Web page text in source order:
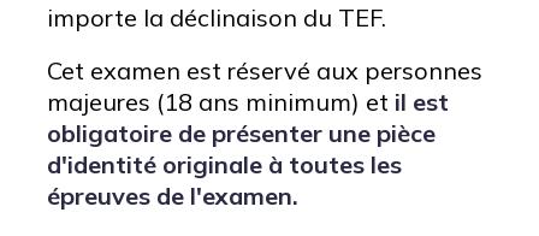
importe la déclinaison du TEF.
Cet examen est réservé aux personnes
majeures (18 ans minimum) et il est
obligatoire de présenter une pièce
d'identité originale à toutes les
épreuves de l'examen.